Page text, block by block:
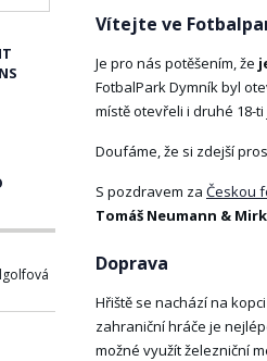
Vítejte ve
Je pro nás potěšením, že
FotbalPark Dymník byl
místě otevřeli i druhé 18-
Doufáme, že si zdejší
S pozdravem za Českou
Tomáš Neumann &
Doprava
Hřiště se nachází na
zahraniční hráče je
možné využít železniční